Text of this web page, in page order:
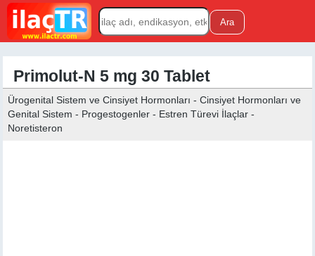
Primolut-N 5 mg 30 Tablet
Ürogenital Sistem ve Cinsiyet Hormonları - Cinsiyet Hormonları ve
Genital Sistem - Progestogenler - Estren Türevi İlaçlar -
Noretisteron